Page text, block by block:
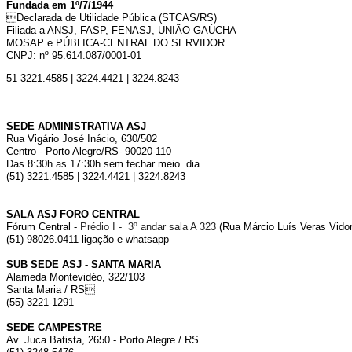
Fundada em 1º/7/1944
Declarada de Utilidade Pública (STCAS/RS)
Filiada a ANSJ, FASP, FENASJ, UNIÃO GAÚCHA
MOSAP e PÚBLICA-CENTRAL DO SERVIDOR
CNPJ: nº 95.614.087/0001-01
51 3221.4585 | 3224.4421 | 3224.8243
SEDE ADMINISTRATIVA ASJ
Rua Vigário José Inácio, 630/502
Centro - Porto Alegre/RS- 90020-110
Das 8:30h as 17:30h sem fechar meio dia
(51) 3221.4585 | 3224.4421 | 3224.8243
SALA ASJ FORO CENTRAL
Fórum Central - Prédio I - 3º andar sala A 323 (Rua Márcio Luís Veras
(51) 98026.0411 ligação e whatsapp
SUB SEDE ASJ - SANTA MARIA
Alameda Montevidéo, 322/103
Santa Maria / RS
(55) 3221-1291
SEDE CAMPESTRE
Av. Juca Batista, 2650 - Porto Alegre / RS